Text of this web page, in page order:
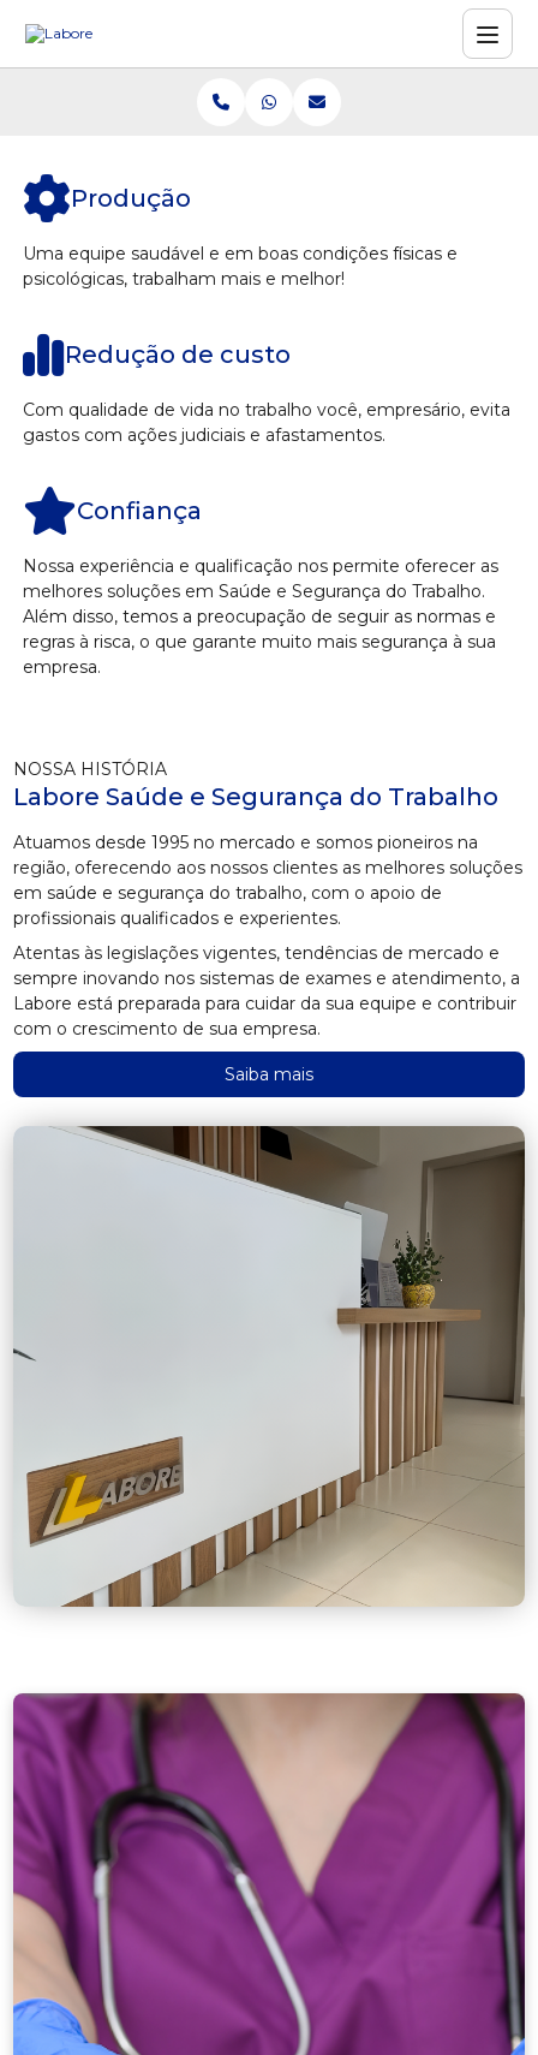
Produção
Uma equipe saudável e em boas condições físicas e
psicológicas, trabalham mais e melhor!
Redução de custo
Com qualidade de vida no trabalho você, empresário, evita
gastos com ações judiciais e afastamentos.
Confiança
Nossa experiência e qualificação nos permite oferecer as
melhores soluções em Saúde e Segurança do Trabalho.
Além disso, temos a preocupação de seguir as normas e
regras à risca, o que garante muito mais segurança à sua
empresa.
NOSSA HISTÓRIA
Labore Saúde e Segurança do Trabalho
Atuamos desde 1995 no mercado e somos pioneiros na
região, oferecendo aos nossos clientes as melhores soluções
em saúde e segurança do trabalho, com o apoio de
profissionais qualificados e experientes.
Atentas às legislações vigentes, tendências de mercado e
sempre inovando nos sistemas de exames e atendimento, a
Labore está preparada para cuidar da sua equipe e contribuir
com o crescimento de sua empresa.
Saiba mais